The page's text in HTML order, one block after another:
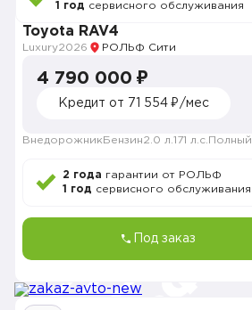
1 год сервисного обслуживания
Toyota RAV4
Luxury2026 РОЛЬФ Сити
4 790 000 ₽
Кредит от 71 554 ₽/мес
Внедорожник Бензин2.0 л. 171 л.с. Полный
2 года гарантии от РОЛЬФ
1 год сервисного обслуживания
Под заказ